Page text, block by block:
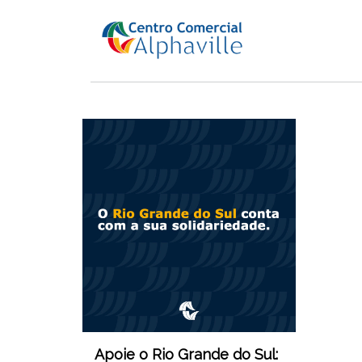
Apoie o Rio Grande do Sul: